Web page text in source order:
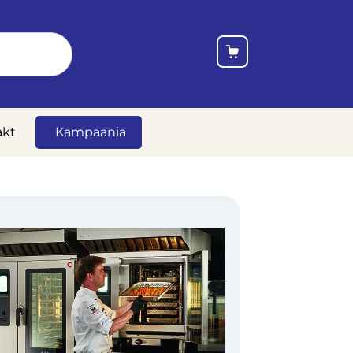
Kampaania